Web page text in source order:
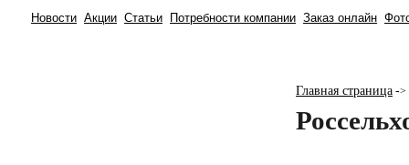
Новости Акции Статьи Потребности компании Заказ онлайн
Главная страница ->